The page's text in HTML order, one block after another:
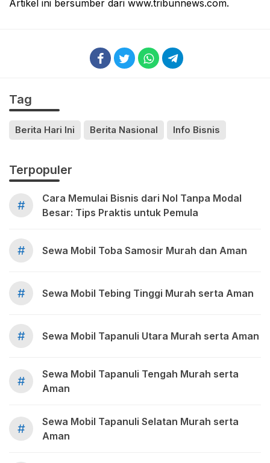
Artikel ini bersumber dari www.tribunnews.com.
Tag
Berita Hari Ini Berita Nasional Info Bisnis
Terpopuler
#
Cara Memulai Bisnis dari Nol Tanpa Modal
Besar: Tips Praktis untuk Pemula
# Sewa Mobil Toba Samosir Murah dan Aman
# Sewa Mobil Tebing Tinggi Murah serta Aman
# Sewa Mobil Tapanuli Utara Murah serta Aman
#
Sewa Mobil Tapanuli Tengah Murah serta
Aman
#
Sewa Mobil Tapanuli Selatan Murah serta
Aman